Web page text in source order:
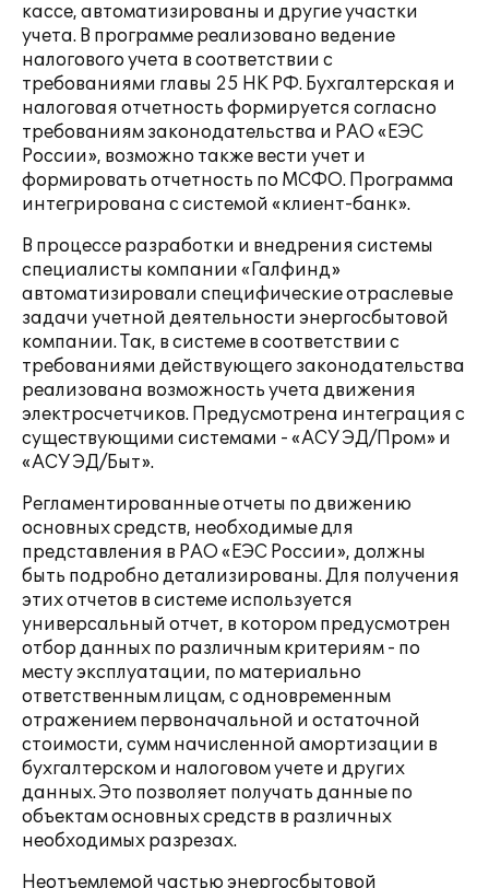
кассе, автоматизированы и другие участки
учета. В программе реализовано ведение
налогового учета в соответствии с
требованиями главы 25 НК РФ. Бухгалтерская и
налоговая отчетность формируется согласно
требованиям законодательства и РАО «ЕЭС
России», возможно также вести учет и
формировать отчетность по МСФО. Программа
интегрирована с системой «клиент-банк».
В процессе разработки и внедрения системы
специалисты компании «Галфинд»
автоматизировали специфические отраслевые
задачи учетной деятельности энергосбытовой
компании. Так, в системе в соответствии с
требованиями действующего законодательства
реализована возможность учета движения
электросчетчиков. Предусмотрена интеграция с
существующими системами - «АСУ ЭД/Пром» и
«АСУ ЭД/Быт».
Регламентированные отчеты по движению
основных средств, необходимые для
представления в РАО «ЕЭС России», должны
быть подробно детализированы. Для получения
этих отчетов в системе используется
универсальный отчет, в котором предусмотрен
отбор данных по различным критериям - по
месту эксплуатации, по материально
ответственным лицам, с одновременным
отражением первоначальной и остаточной
стоимости, сумм начисленной амортизации в
бухгалтерском и налоговом учете и других
данных. Это позволяет получать данные по
объектам основных средств в различных
необходимых разрезах.
Неотъемлемой частью энергосбытовой